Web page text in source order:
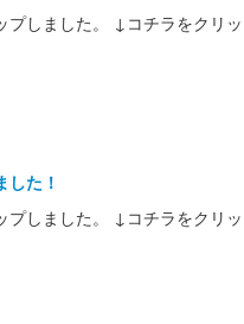
プしました。 ↓コチラをクリ
た！
プしました。 ↓コチラをクリ